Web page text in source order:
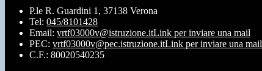
P.le R. Guardini 1, 37138 Verona
Tel: 045/8101428
Email: vrtf03000v@istruzione.itLink per inviare una mail
PEC: vrtf03000v@pec.istruzione.itLink per inviare una mail
C.F.: 80020540235